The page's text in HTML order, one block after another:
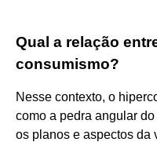
Qual a relação
consumismo?
Nesse contexto, o
como a pedra angular
os planos e aspectos da